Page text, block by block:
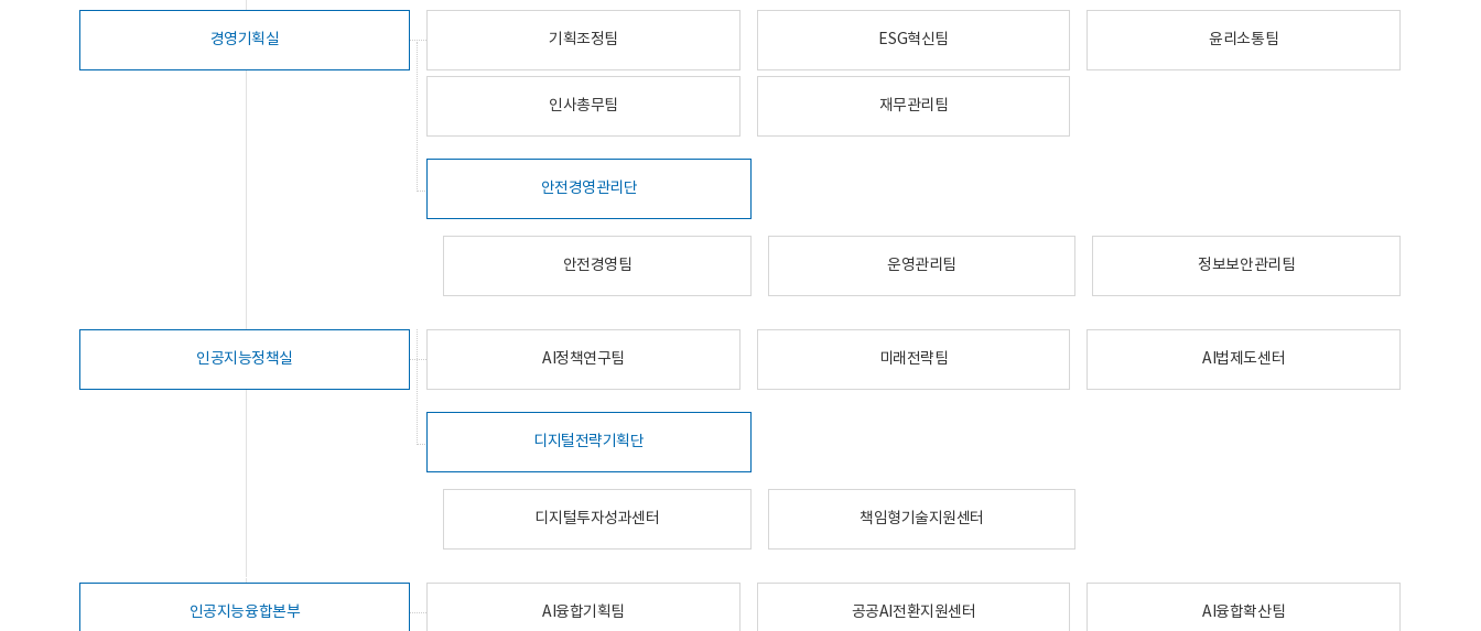
경영기획실 기획조정팀 ESG혁신팀 윤리소통팀
인사총무팀 재무관리팀
안전경영관리단
안전경영팀 운영관리팀 정보보안관리팀
인공지능정책실 AI정책연구팀 미래전략팀 AI법제도센터
디지털전략기획단
디지털투자성과센터 책임형기술지원센터
인공지능융합본부 AI융합기획팀 공공AI전환지원센터 AI융합확산팀